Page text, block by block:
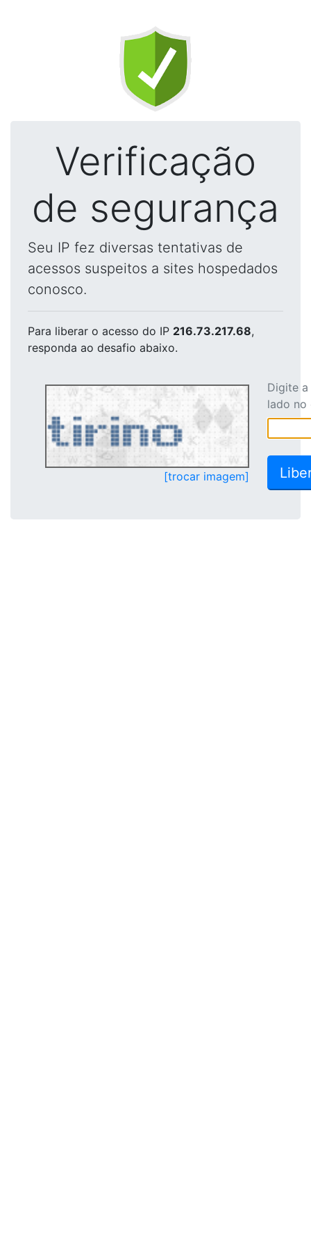
Verificação
de segurança
Seu IP fez diversas tentativas de
acessos suspeitos a sites hospedados
conosco.
Para liberar o acesso do IP 216.73.217.68,
responda ao desafio abaixo.
[trocar imagem]
Digite
lado no